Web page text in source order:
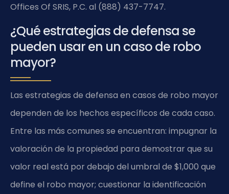
Offices Of SRIS, P.C. al (888) 437-7747.
¿Qué estrategias de defensa se
pueden usar en un caso de robo
mayor?
Las estrategias de defensa en casos de robo mayor
dependen de los hechos específicos de cada caso.
Entre las más comunes se encuentran: impugnar la
valoración de la propiedad para demostrar que su
valor real está por debajo del umbral de $1,000 que
define el robo mayor; cuestionar la identificación